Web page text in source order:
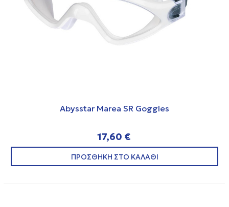
Abysstar Marea SR Goggles
17,60 €
ΠΡΟΣΘΗΚΗ ΣΤΟ ΚΑΛΑΘΙ